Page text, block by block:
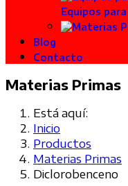
Equipos
Blog
Contacto
Materias Primas
Está aquí:
Inicio
Productos
Materias Primas
Diclorobenceno